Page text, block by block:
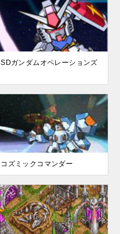
SDガンダムオペレーションズ
コズミックコマンダー